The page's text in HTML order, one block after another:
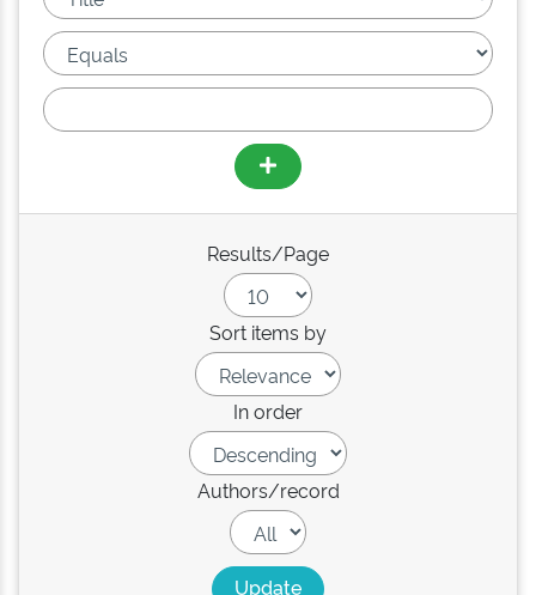
Results/Page
Sort items by
In order
Authors/record